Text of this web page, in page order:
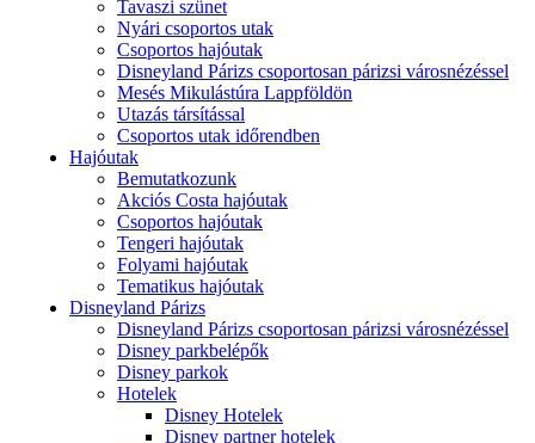
Tavaszi szünet
Nyári csoportos utak
Csoportos hajóutak
Disneyland Párizs csoportosan párizsi városnézéssel
Mesés Mikulástúra Lappföldön
Utazás társítással
Csoportos utak időrendben
Hajóutak
Bemutatkozunk
Akciós Costa hajóutak
Csoportos hajóutak
Tengeri hajóutak
Folyami hajóutak
Tematikus hajóutak
Disneyland Párizs
Disneyland Párizs csoportosan párizsi városnézéssel
Disney parkbelépők
Disney parkok
Hotelek
Disney Hotelek
Disney partner hotelek